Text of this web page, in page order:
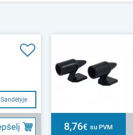
Sandėlyje
8,76€ su PVM